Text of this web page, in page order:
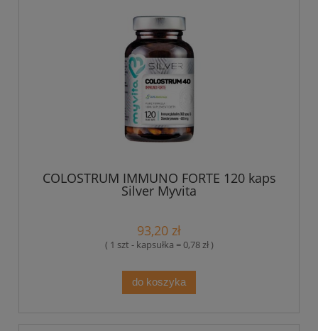
COLOSTRUM IMMUNO FORTE 120 kaps
Silver Myvita
93,20 zł
( 1 szt - kapsułka = 0,78 zł )
do koszyka